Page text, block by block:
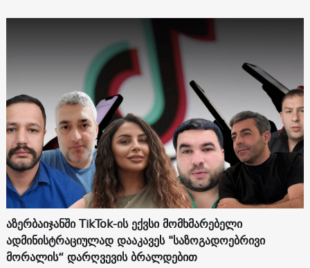
აზერბაიჯანში TikTok-ის ექვსი მომხმარებელი
ადმინისტრაციულად დააკავეს "საზოგადოებრივი
მორალის“ დარღვევის ბრალდებით